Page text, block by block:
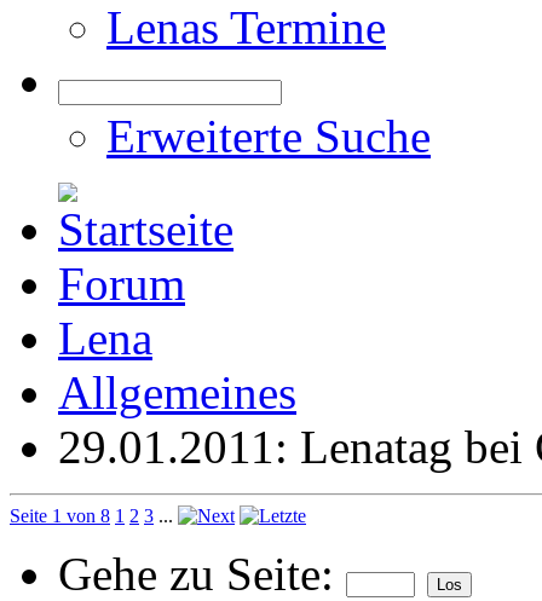
Lenas Termine
Erweiterte Suche
Forum
Lena
Allgemeines
29.01.2011: Lenatag
Seite 1 von 8 1 2 3 ...
Gehe zu Seite: